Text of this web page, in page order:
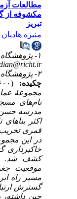
مطالعات
مکشوفه از
تبریز
منیژه
۲- پژوهشگاه میراث فرهنگی و گردشگری
چکیده:
مجموعۀ
نام‌های
مدرسه حسن
قمری
در این
خاکبرداری
کشف شد.
موقعیت
مسیر راه
گسترش
چین داشته،